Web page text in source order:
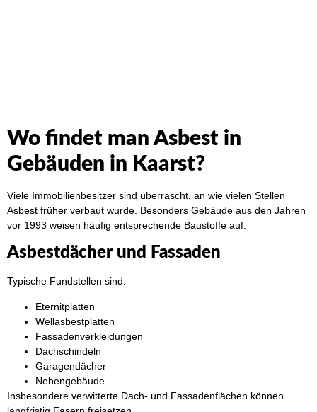
Wo findet man Asbest in
Gebäuden in Kaarst?
Viele Immobilienbesitzer sind überrascht, an wie vielen Stellen
Asbest früher verbaut wurde. Besonders Gebäude aus den Jahren
vor 1993 weisen häufig entsprechende Baustoffe auf.
Asbestdächer und Fassaden
Typische Fundstellen sind:
Eternitplatten
Wellasbestplatten
Fassadenverkleidungen
Dachschindeln
Garagendächer
Nebengebäude
Insbesondere verwitterte Dach- und Fassadenflächen können